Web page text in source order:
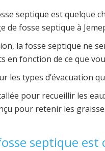
septique est quelque
de fosse septique à
la fosse septique ne
en fonction de ce que
les types d’évacuation
pour recueillir les
pour retenir les
septique